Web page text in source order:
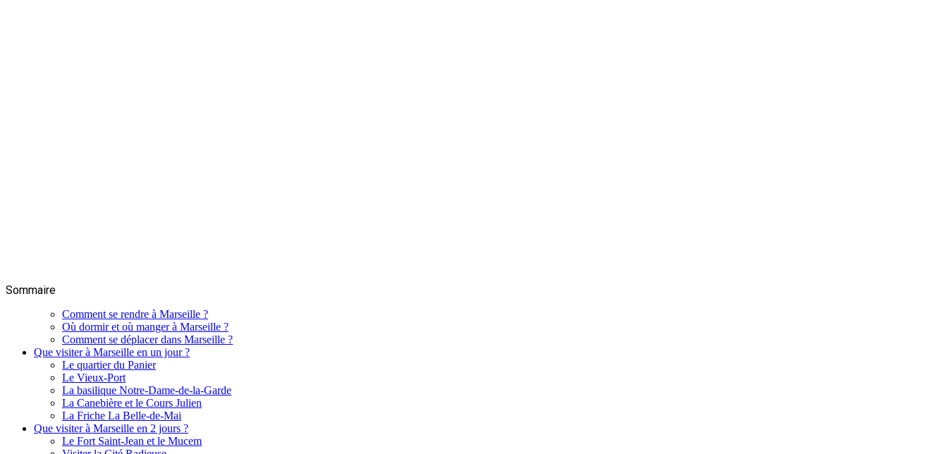
Sommaire
Comment se rendre à Marseille ?
Où dormir et où manger à Marseille ?
Comment se déplacer dans Marseille ?
Que visiter à Marseille en un jour ?
Le quartier du Panier
Le Vieux-Port
La basilique Notre-Dame-de-la-Garde
La Canebière et le Cours Julien
La Friche La Belle-de-Mai
Que visiter à Marseille en 2 jours ?
Le Fort Saint-Jean et le Mucem